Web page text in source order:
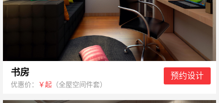
书房
优惠价： ￥起 （全屋空间件套）
预约设计